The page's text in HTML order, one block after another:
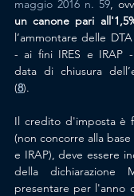
maggio 2016 n. 59,
un canone pari
l’ammontare delle
- ai fini IRES e IRAP
data di chiusura
(8).
Il credito d'imposta è
(non concorre alla
e IRAP), deve essere
della dichiarazione
presentare per l'anno